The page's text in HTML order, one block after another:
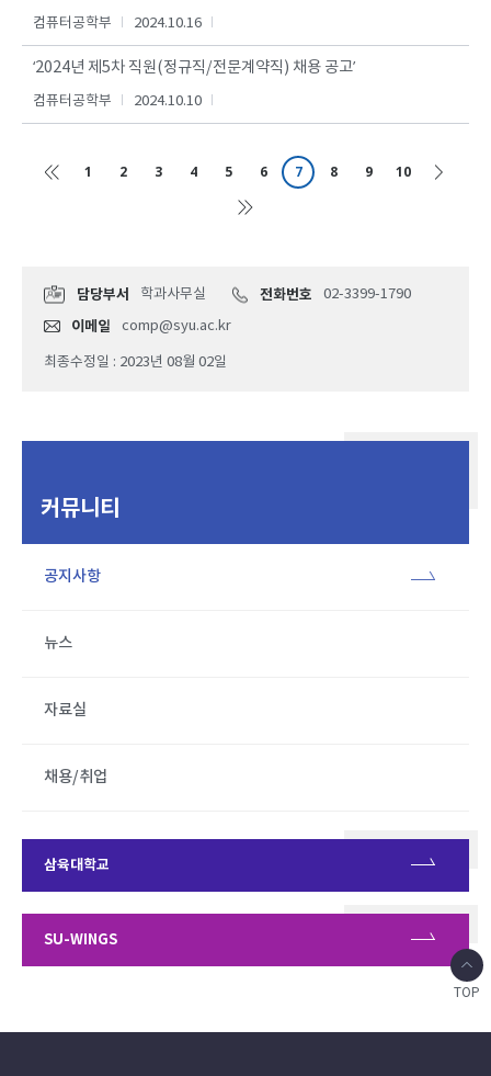
컴퓨터공학부 2024.10.16
‘2024년 제5차 직원(정규직/전문계약직) 채용 공고’
컴퓨터공학부 2024.10.10
1 2 3 4 5 6 7 8 9 10
담당부서 학과사무실 전화번호 02-3399-1790
이메일 comp@syu.ac.kr
최종수정일 : 2023년 08월 02일
커뮤니티
공지사항
뉴스
자료실
채용/취업
삼육대학교
SU-WINGS
TOP